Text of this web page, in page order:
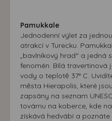
Pamukkale
Jednodenní výlet za
atrakcí v Turecku.
„bavlníkový hrad“ a jedná
fenomén. Bílá travertinová
vody o teplotě 37° C.
města Hierapolis, které
zapsány na seznam
továrnu na koberce, kde
získává hedvábí a